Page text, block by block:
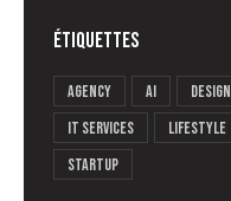
ÉTIQUETTES
Agency AI Design
IT services
Lifestyle
Startup